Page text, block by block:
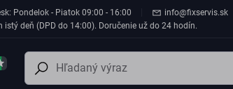
Pondelok - Piatok 09:00 - 16:00 info@fixservis.sk
deň (DPD do 14:00). Doručenie už do 24 hodín.